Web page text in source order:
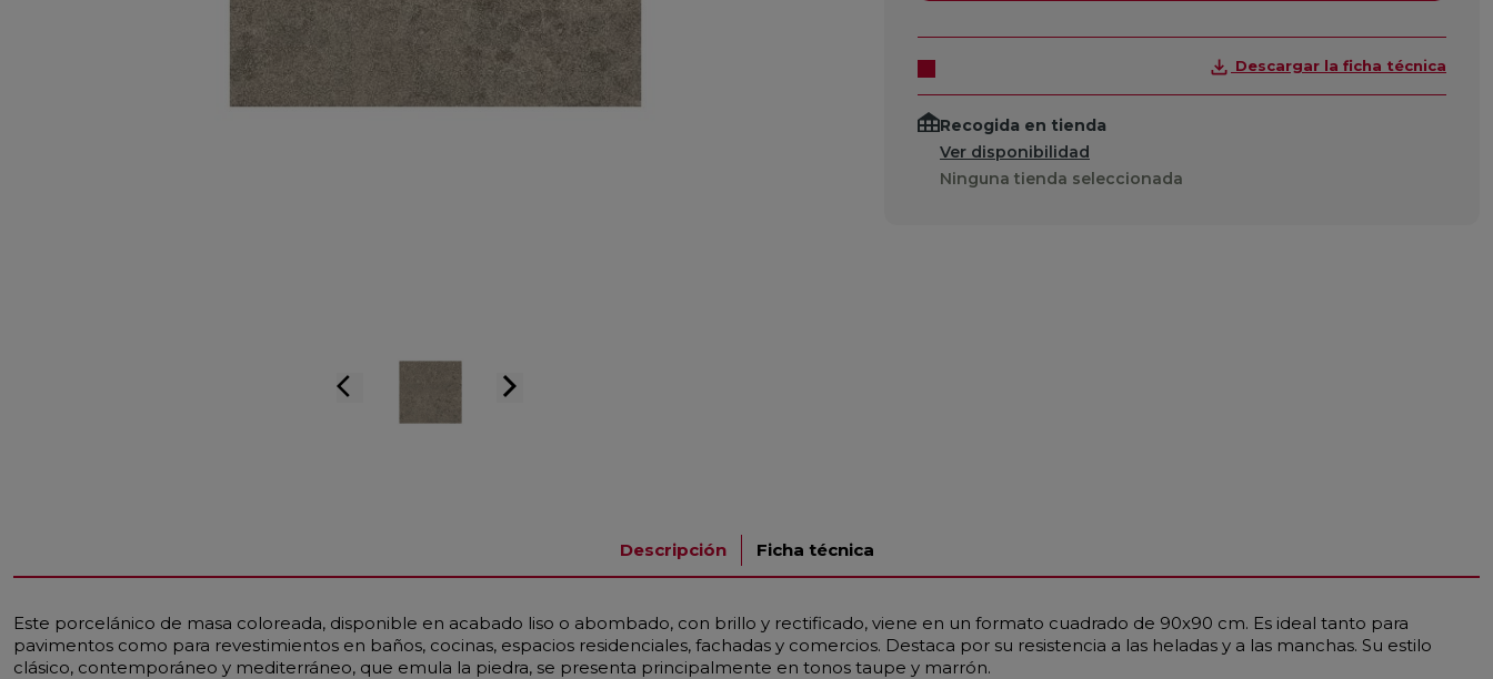
arrow_back_ios arrow_forward_ios
Descargar la ficha técnica
Recogida en tienda
Ver disponibilidad
Ninguna tienda seleccionada
Descripción Ficha técnica
Este porcelánico de masa coloreada, disponible en acabado liso o abombado, con brillo y rectificado, viene en un formato cuadrado de 90x90 cm. Es ideal tanto para
pavimentos como para revestimientos en baños, cocinas, espacios residenciales, fachadas y comercios. Destaca por su resistencia a las heladas y a las manchas. Su estilo
clásico, contemporáneo y mediterráneo, que emula la piedra, se presenta principalmente en tonos taupe y marrón.